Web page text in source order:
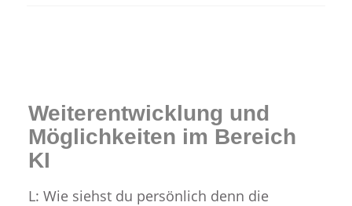
Weiterentwicklung und
Möglichkeiten im Bereich
KI
L: Wie siehst du persönlich denn die